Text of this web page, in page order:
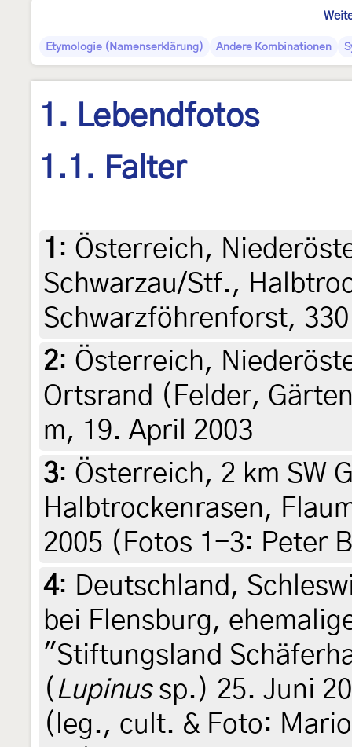
Etymologie (Namenserklärung) Andere Kombinationen
1. Lebendfotos
1.1. Falter
1 : Österreich,
Schwarzau/Stf.,
Schwarzföhrenforst,
2: Österreich,
Ortsrand (Felder,
m, 19. April 2003
3: Österreich, 2 km SW
Halbtrockenrasen,
2005 (Fotos 1-3: Peter
4: Deutschland,
bei Flensburg,
"Stiftungsland
( Lupinussp.) 25. Juni
(leg., cult. & Foto: